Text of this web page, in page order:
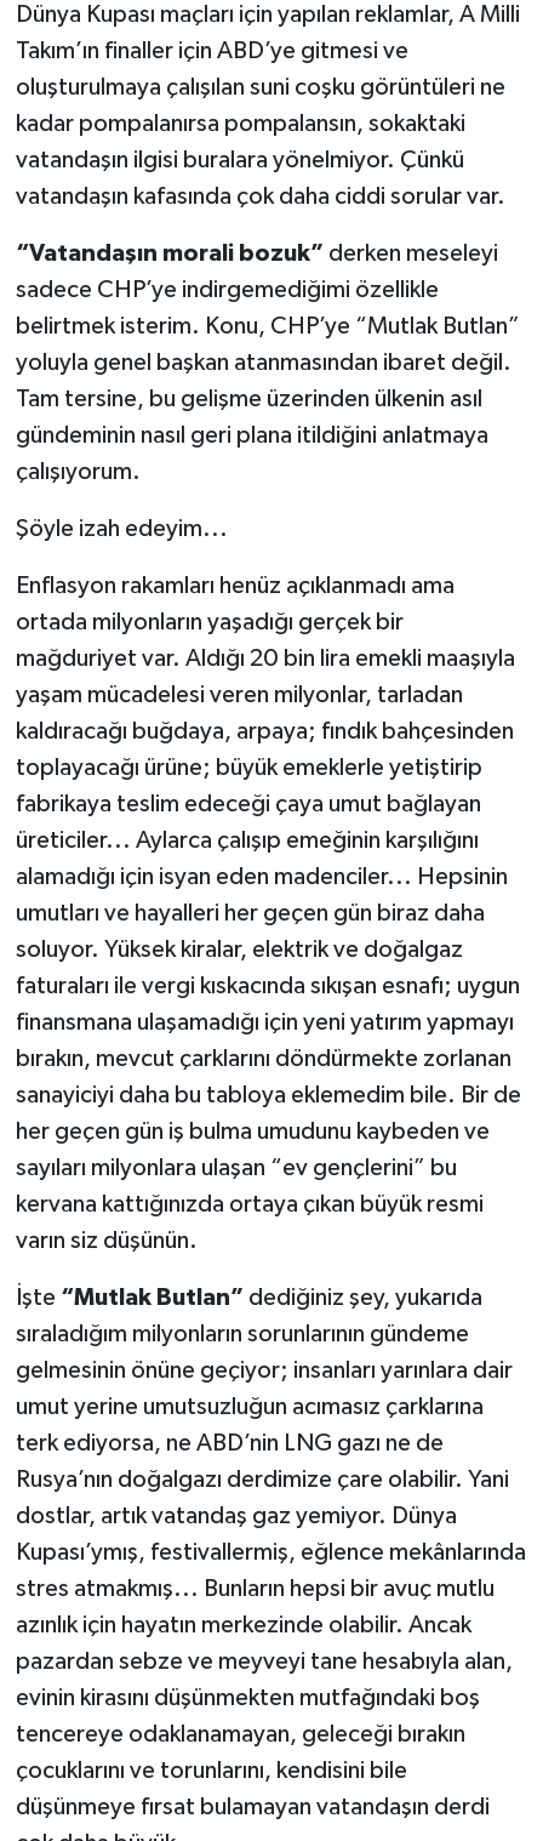
Dünya Kupası maçları için yapılan reklamlar, A Milli
Takım’ın finaller için ABD’ye gitmesi ve
oluşturulmaya çalışılan suni coşku görüntüleri ne
kadar pompalanırsa pompalansın, sokaktaki
vatandaşın ilgisi buralara yönelmiyor. Çünkü
vatandaşın kafasında çok daha ciddi sorular var.
“Vatandaşın morali bozuk” derken meseleyi
sadece CHP’ye indirgemediğimi özellikle
belirtmek isterim. Konu, CHP’ye “Mutlak Butlan”
yoluyla genel başkan atanmasından ibaret değil.
Tam tersine, bu gelişme üzerinden ülkenin asıl
gündeminin nasıl geri plana itildiğini anlatmaya
çalışıyorum.
Şöyle izah edeyim...
Enflasyon rakamları henüz açıklanmadı ama
ortada milyonların yaşadığı gerçek bir
mağduriyet var. Aldığı 20 bin lira emekli maaşıyla
yaşam mücadelesi veren milyonlar, tarladan
kaldıracağı buğdaya, arpaya; fındık bahçesinden
toplayacağı ürüne; büyük emeklerle yetiştirip
fabrikaya teslim edeceği çaya umut bağlayan
üreticiler... Aylarca çalışıp emeğinin karşılığını
alamadığı için isyan eden madenciler... Hepsinin
umutları ve hayalleri her geçen gün biraz daha
soluyor. Yüksek kiralar, elektrik ve doğalgaz
faturaları ile vergi kıskacında sıkışan esnafı; uygun
finansmana ulaşamadığı için yeni yatırım yapmayı
bırakın, mevcut çarklarını döndürmekte zorlanan
sanayiciyi daha bu tabloya eklemedim bile. Bir de
her geçen gün iş bulma umudunu kaybeden ve
sayıları milyonlara ulaşan “ev gençlerini” bu
kervana kattığınızda ortaya çıkan büyük resmi
varın siz düşünün.
İşte “Mutlak Butlan” dediğiniz şey, yukarıda
sıraladığım milyonların sorunlarının gündeme
gelmesinin önüne geçiyor; insanları yarınlara dair
umut yerine umutsuzluğun acımasız çarklarına
terk ediyorsa, ne ABD’nin LNG gazı ne de
Rusya’nın doğalgazı derdimize çare olabilir. Yani
dostlar, artık vatandaş gaz yemiyor. Dünya
Kupası’ymış, festivallermiş, eğlence mekânlarında
stres atmakmış... Bunların hepsi bir avuç mutlu
azınlık için hayatın merkezinde olabilir. Ancak
pazardan sebze ve meyveyi tane hesabıyla alan,
evinin kirasını düşünmekten mutfağındaki boş
tencereye odaklanamayan, geleceği bırakın
çocuklarını ve torunlarını, kendisini bile
düşünmeye fırsat bulamayan vatandaşın derdi